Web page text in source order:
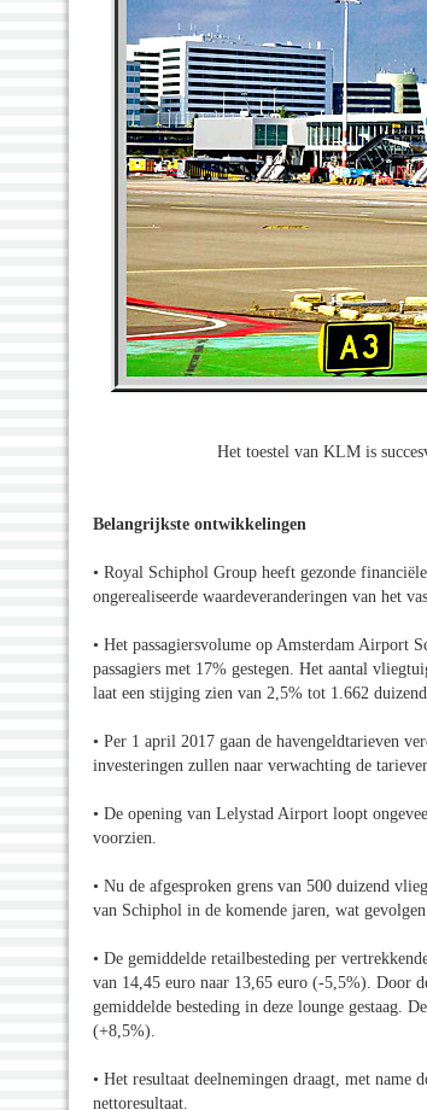
Het toestel van KLM is
Belangrijkste ontwikkelingen
• Royal Schiphol Group heeft gezonde
ongerealiseerde waardeveranderingen van het
• Het passagiersvolume op Amsterdam Airport
passagiers met 17% gestegen. Het aantal
laat een stijging zien van 2,5% tot 1.662 duizend
• Per 1 april 2017 gaan de havengeldtarieven
investeringen zullen naar verwachting de
• De opening van Lelystad Airport loopt
voorzien.
• Nu de afgesproken grens van 500 duizend
van Schiphol in de komende jaren, wat
• De gemiddelde retailbesteding per
van 14,45 euro naar 13,65 euro (-5,5%). Door
gemiddelde besteding in deze lounge gestaag.
(+8,5%).
• Het resultaat deelnemingen draagt, met
nettoresultaat.